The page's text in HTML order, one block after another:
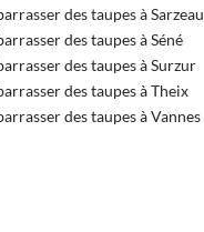
des taupes à Sarzeau
des taupes à Séné
des taupes à Surzur
des taupes à Theix
des taupes à Vannes